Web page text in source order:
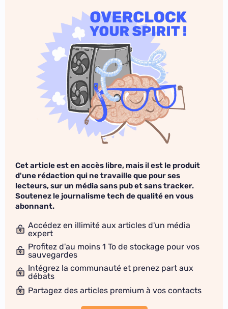
Cet article est en accès libre, mais il est le produit
d'une rédaction qui ne travaille que pour ses
lecteurs, sur un média sans pub et sans tracker.
Soutenez le journalisme tech de qualité en vous
abonnant.
Accédez en illimité aux articles d'un média
expert
Profitez d'au moins 1 To de stockage pour vos
sauvegardes
Intégrez la communauté et prenez part aux
débats
Partagez des articles premium à vos contacts